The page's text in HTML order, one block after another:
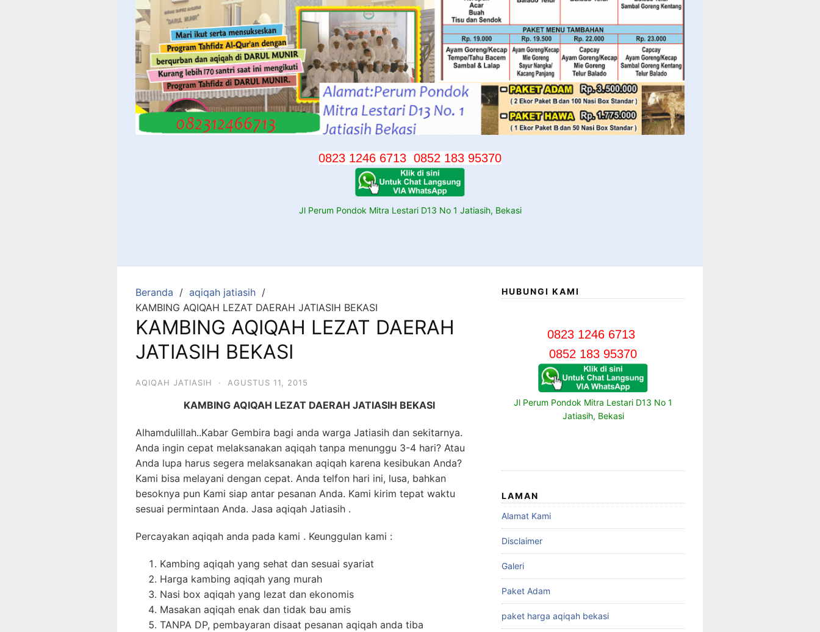
0823 1246 6713 0852 183 95370
Jl Perum Pondok Mitra Lestari D13 No 1 Jatiasih, Bekasi
Beranda
aqiqah jatiasih
KAMBING AQIQAH LEZAT DAERAH JATIASIH BEKASI
KAMBING AQIQAH LEZAT DAERAH
JATIASIH BEKASI
AQIQAH JATIASIH · AGUSTUS 11, 2015
KAMBING AQIQAH LEZAT DAERAH JATIASIH BEKASI
Alhamdulillah..Kabar Gembira bagi anda warga Jatiasih dan sekitarnya.
Anda ingin cepat melaksanakan aqiqah tanpa menunggu 3-4 hari? Atau
Anda lupa harus segera melaksanakan aqiqah karena kesibukan Anda?
Kami bisa melayani dengan cepat. Anda telfon hari ini, lusa, bahkan
besoknya pun Kami siap antar pesanan Anda. Kami kirim tepat waktu
sesuai permintaan Anda. Jasa aqiqah Jatiasih .
Percayakan aqiqah anda pada kami . Keunggulan kami :
Kambing aqiqah yang sehat dan sesuai syariat
Harga kambing aqiqah yang murah
Nasi box aqiqah yang lezat dan ekonomis
Masakan aqiqah enak dan tidak bau amis
TANPA DP, pembayaran disaat pesanan aqiqah anda tiba
HUBUNGI KAMI
0823 1246 6713
0852 183 95370
Jl Perum Pondok Mitra Lestari D13 No 1
Jatiasih, Bekasi
LAMAN
Alamat Kami
Disclaimer
Galeri
Paket Adam
paket harga aqiqah bekasi